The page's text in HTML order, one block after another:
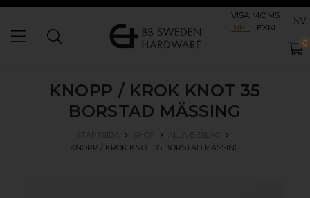
VISA MOMS
INKL
EXKL SV
0
KNOPP / KROK KNOT 35
BORSTAD MÄSSING
STARTSIDA SHOP
ALLA BESLAG
KNOPP / KROK KNOT 35 BORSTAD MÄSSING